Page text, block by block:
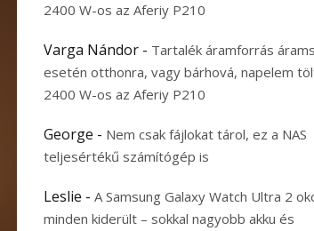
2400 W-os az Aferiy P210
Varga Nándor - Tartalék áramforrás
esetén otthonra, vagy bárhová, napelem
2400 W-os az Aferiy P210
George - Nem csak fájlokat tárol, ez a NAS
teljesértékű számítógép is
Leslie - A Samsung Galaxy Watch Ultra 2
minden kiderült – sokkal nagyobb akku és